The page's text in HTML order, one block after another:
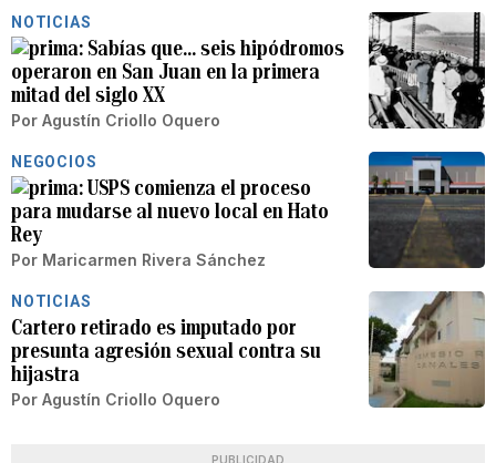
NOTICIAS
Sabías que… seis hipódromos
operaron en San Juan en la primera
mitad del siglo XX
Por Agustín Criollo Oquero
NEGOCIOS
USPS comienza el proceso
para mudarse al nuevo local en Hato
Rey
Por Maricarmen Rivera Sánchez
NOTICIAS
Cartero retirado es imputado por
presunta agresión sexual contra su
hijastra
Por Agustín Criollo Oquero
PUBLICIDAD